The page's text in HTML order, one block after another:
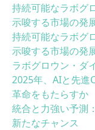
持続可能なラボグ
示唆する市場の発
持続可能なラボグ
示唆する市場の発
ラボグロウン・ダ
2025年、AIと先進
革命をもたらすか
統合と力強い予測
新たなチャンス